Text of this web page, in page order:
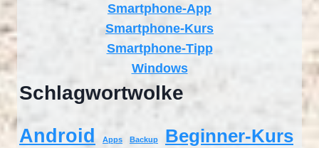
Smartphone-App
Smartphone-Kurs
Smartphone-Tipp
Windows
Schlagwortwolke
Android Apps Backup Beginner-Kurs